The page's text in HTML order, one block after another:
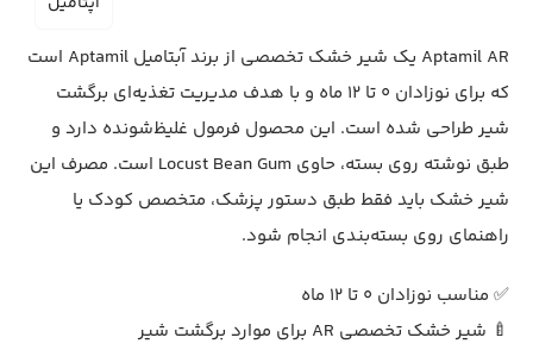
Aptamil AR یک شیر خشک تخصصی از برند آبتامیل Aptamil است
که برای نوزادان 0 تا 12 ماه و با هدف مدیریت تغذیه‌ای برگشت
شیر طراحی شده است. این محصول فرمول غلیظ‌شونده دارد و
طبق نوشته روی بسته، حاوی Locust Bean Gum است. مصرف این
شیر خشک باید فقط طبق دستور پزشک، متخصص کودک یا
راهنمای روی بسته‌بندی انجام شود.
✅ مناسب نوزادان 0 تا 12 ماه
🍼 شیر خشک تخصصی AR برای موارد برگشت شیر